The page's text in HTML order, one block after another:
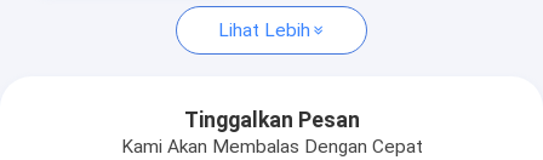
tas belanja kertas Lihat Lebih
Tinggalkan Pesan
Kami Akan Membalas Dengan Cepat